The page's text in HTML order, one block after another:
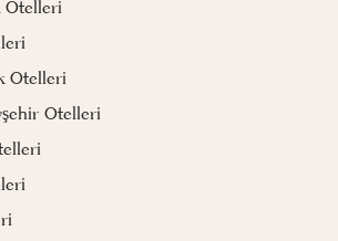
Otelleri
Otelleri
Otelleri